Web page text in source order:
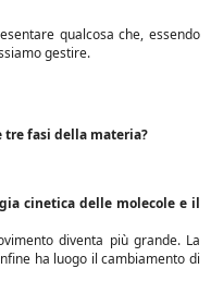
qualcosa che, essendo
gestire.
tre fasi della materia?
cinetica delle molecole e il
diventa più grande. La
ha luogo il cambiamento di